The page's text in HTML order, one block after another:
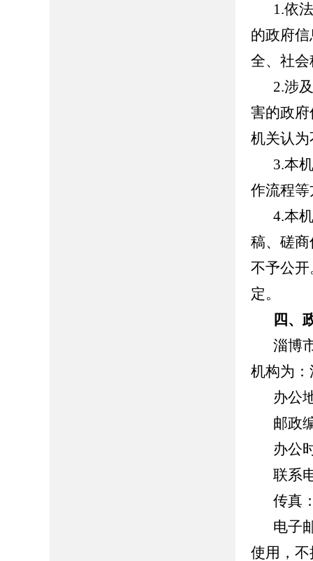
1.依
的政府
全、社
2.涉
害的政
机关认
3.本
作流程
4.本
稿、磋
不予公
定。
四、
淄博
机构为
办公
邮政
办公
联系
传真
电子
使用，